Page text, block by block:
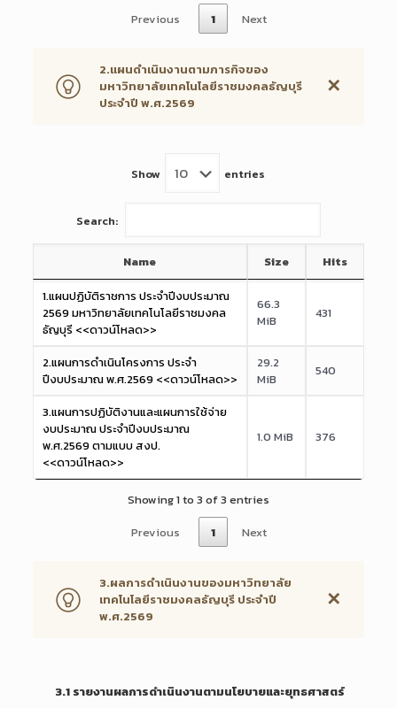
Previous
1 Next
2.แผนดำเนินงานตามภารกิจของ
มหาวิทยาลัยเทคโนโลยีราชมงคลธัญบุรี
ประจำปี พ.ศ.2569
✕
Show entries
Search:
Name Size Hits
1.แผนปฏิบัติราชการ ประจำปีงบประมาณ
2569 มหาวิทยาลัยเทคโนโลยีราชมงคล
ธัญบุรี <<ดาวน์โหลด>>
66.3
MiB
431
2.แผนการดำเนินโครงการ ประจำ
ปีงบประมาณ พ.ศ.2569 <<ดาวน์โหลด>>
29.2
MiB
540
3.แผนการปฏิบัติงานและแผนการใช้จ่าย
งบประมาณ ประจำปีงบประมาณ
พ.ศ.2569 ตามแบบ สงป.
<<ดาวน์โหลด>>
1.0 MiB 376
Showing 1 to 3 of 3 entries
Previous
1 Next
3.ผลการดำเนินงานของมหาวิทยาลัย
เทคโนโลยีราชมงคลธัญบุรี ประจำปี
พ.ศ.2569
✕
3.1 รายงานผลการดำเนินงานตามนโยบายและยุทธศาสตร์